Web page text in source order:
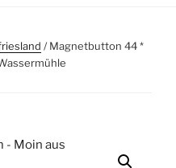
/ Magnetbutton 44 *